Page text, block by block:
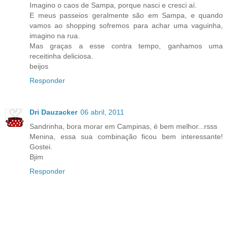
Imagino o caos de Sampa, porque nasci e cresci aí.
E meus passeios geralmente são em Sampa, e quando
vamos ao shopping sofremos para achar uma vaguinha,
imagino na rua.
Mas graças a esse contra tempo, ganhamos uma
receitinha deliciosa.
beijos
Responder
Dri Dauzacker 06 abril, 2011
Sandrinha, bora morar em Campinas, é bem melhor...rsss
Menina, essa sua combinação ficou bem interessante!
Gostei.
Bjim
Responder